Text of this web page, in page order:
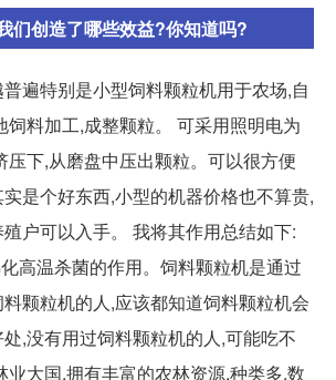
们创造了哪些效益?你知道吗?
遍特别是小型饲料颗粒机用于农场,自
饲料加工,成整颗粒。 可采用照明电为
压下,从磨盘中压出颗粒。可以很方便
是个好东西,小型的机器价格也不算贵,
户可以入手。 我将其作用总结如下:
高温杀菌的作用。饲料颗粒机是通过
颗粒机的人,应该都知道饲料颗粒机会
,没有用过饲料颗粒机的人,可能吃不
业大国,拥有丰富的农林资源,种类多,数